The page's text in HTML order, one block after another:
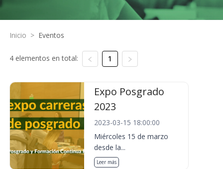
Inicio > Eventos
4 elementos en total: 1
Expo Posgrado
2023
2023-03-15 18:00:00
Miércoles 15 de marzo
desde la...
Leer más